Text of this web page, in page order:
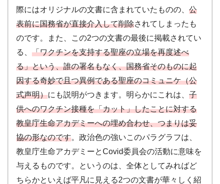
際にはオリジナルの文書に含まれていたものの、 公
表前に国務省が直接介入して削除されてしまったも
のです。また、この2つの文書の最後に掲載されてい
る、 「ワクチンを支持する聖座の立場を再度述べ
る」という、誰の署名もなく、国務省そのものに起
因する奇妙で且つ異例である聖座のコミュニケ（公
式声明）にも説明がつきます。明らかにこれは、 子
供へのワクチン接種を「カット」したことに対する
教皇庁生命アカデミーへの埋め合わせ、つまりは妥
協の形なのです。政治色の強いこのパラグラフは、
教皇庁生命アカデミーとCovid委員会の活動に意味を
与えるものです。というのは、全体としてみればど
ちらかといえば平凡に見える2つの文書が華々しく紹